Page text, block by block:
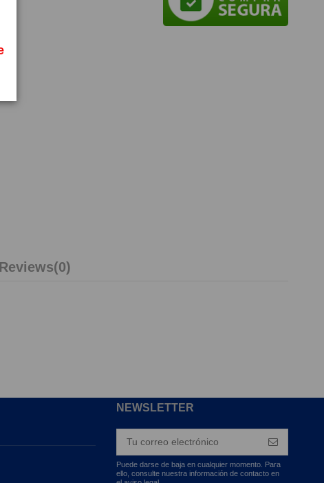
Reviews(0)
NEWSLETTER
Puede darse de baja en cualquier momento. Para
ello, consulte nuestra información de contacto en